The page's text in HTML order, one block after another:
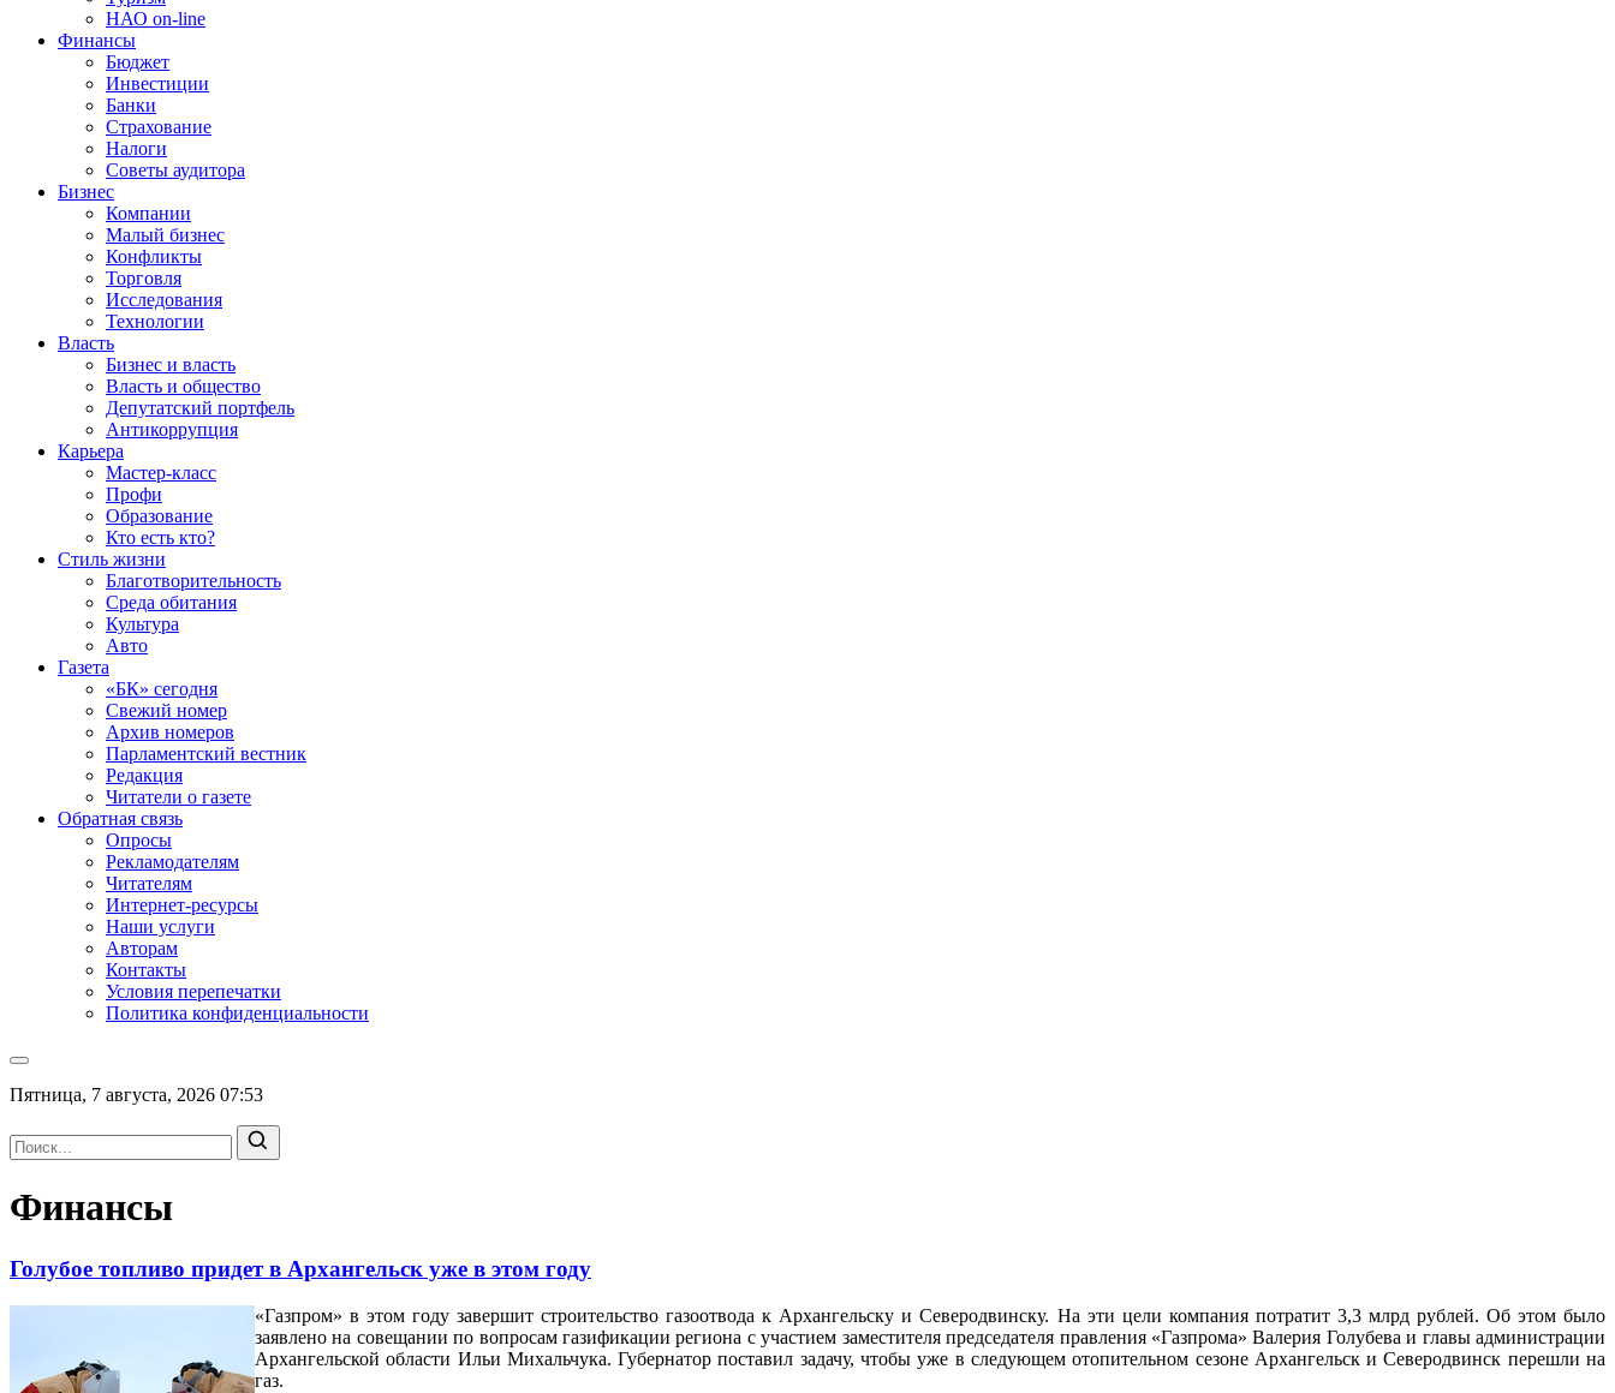
НАО on-line
Финансы
Бюджет
Инвестиции
Банки
Страхование
Налоги
Советы аудитора
Бизнес
Компании
Малый бизнес
Конфликты
Торговля
Исследования
Технологии
Власть
Бизнес и власть
Власть и общество
Депутатский портфель
Антикоррупция
Карьера
Мастер-класс
Профи
Образование
Кто есть кто?
Стиль жизни
Благотворительность
Среда обитания
Культура
Авто
Газета
«БК» сегодня
Свежий номер
Архив номеров
Парламентский вестник
Редакция
Читатели о газете
Обратная связь
Опросы
Рекламодателям
Читателям
Интернет-ресурсы
Наши услуги
Авторам
Контакты
Условия перепечатки
Политика конфиденциальности
Пятница, 7 августа, 2026 07:53
Финансы
Голубое топливо придет в Архангельск уже в этом году
«Газпром» в этом году завершит строительство газоотвода к Архангельску и Северодвинску. На эти цели компания потратит 3,3 млрд рублей. Об этом было
заявлено на совещании по вопросам газификации региона с участием заместителя председателя правления «Газпрома» Валерия Голубева и главы администрации
Архангельской области Ильи Михальчука. Губернатор поставил задачу, чтобы уже в следующем отопительном сезоне Архангельск и Северодвинск перешли на
газ.